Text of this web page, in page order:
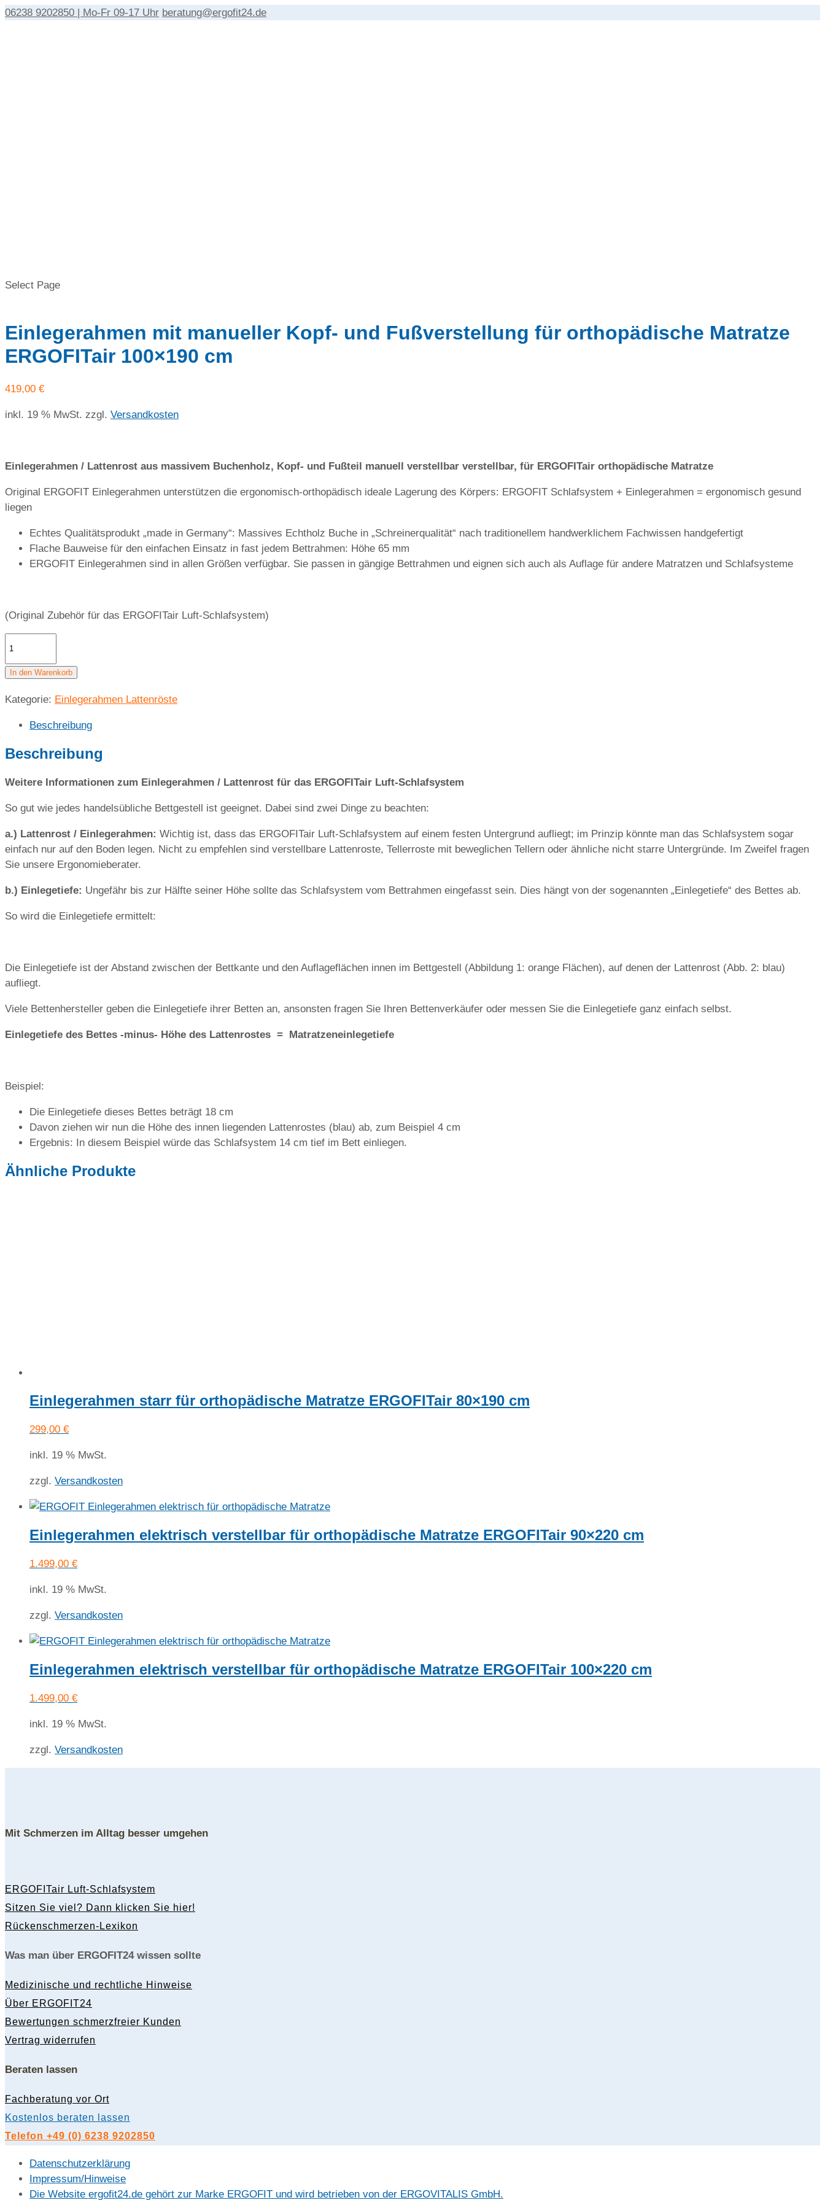
06238 9202850 | Mo-Fr 09-17 Uhr beratung@ergofit24.de
Select Page
Einlegerahmen mit manueller Kopf- und Fußverstellung für orthopädische Matratze
ERGOFITair 100×190 cm
419,00 €
inkl. 19 % MwSt. zzgl. Versandkosten
Einlegerahmen / Lattenrost aus massivem Buchenholz, Kopf- und Fußteil manuell verstellbar verstellbar, für ERGOFITair orthopädische Matratze
Original ERGOFIT Einlegerahmen unterstützen die ergonomisch-orthopädisch ideale Lagerung des Körpers: ERGOFIT Schlafsystem + Einlegerahmen = ergonomisch gesund
liegen
Echtes Qualitätsprodukt „made in Germany“: Massives Echtholz Buche in „Schreinerqualität“ nach traditionellem handwerklichem Fachwissen handgefertigt
Flache Bauweise für den einfachen Einsatz in fast jedem Bettrahmen: Höhe 65 mm
ERGOFIT Einlegerahmen sind in allen Größen verfügbar. Sie passen in gängige Bettrahmen und eignen sich auch als Auflage für andere Matratzen und Schlafsysteme
(Original Zubehör für das ERGOFITair Luft-Schlafsystem)
manueller
und
orthopädische
ERGOFITair
cm
In den Warenkorb
Kategorie: Einlegerahmen Lattenröste
Beschreibung
Beschreibung
Weitere Informationen zum Einlegerahmen / Lattenrost für das ERGOFITair Luft-Schlafsystem
So gut wie jedes handelsübliche Bettgestell ist geeignet. Dabei sind zwei Dinge zu beachten:
a.) Lattenrost / Einlegerahmen: Wichtig ist, dass das ERGOFITair Luft-Schlafsystem auf einem festen Untergrund aufliegt; im Prinzip könnte man das Schlafsystem sogar
einfach nur auf den Boden legen. Nicht zu empfehlen sind verstellbare Lattenroste, Tellerroste mit beweglichen Tellern oder ähnliche nicht starre Untergründe. Im Zweifel fragen
Sie unsere Ergonomieberater.
b.) Einlegetiefe: Ungefähr bis zur Hälfte seiner Höhe sollte das Schlafsystem vom Bettrahmen eingefasst sein. Dies hängt von der sogenannten „Einlegetiefe“ des Bettes ab.
So wird die Einlegetiefe ermittelt:
Die Einlegetiefe ist der Abstand zwischen der Bettkante und den Auflageflächen innen im Bettgestell (Abbildung 1: orange Flächen), auf denen der Lattenrost (Abb. 2: blau)
aufliegt.
Viele Bettenhersteller geben die Einlegetiefe ihrer Betten an, ansonsten fragen Sie Ihren Bettenverkäufer oder messen Sie die Einlegetiefe ganz einfach selbst.
Einlegetiefe des Bettes -minus- Höhe des Lattenrostes = Matratzeneinlegetiefe
Beispiel:
Die Einlegetiefe dieses Bettes beträgt 18 cm
Davon ziehen wir nun die Höhe des innen liegenden Lattenrostes (blau) ab, zum Beispiel 4 cm
Ergebnis: In diesem Beispiel würde das Schlafsystem 14 cm tief im Bett einliegen.
Ähnliche Produkte
Einlegerahmen starr für orthopädische Matratze ERGOFITair 80×190 cm
299,00 €
inkl. 19 % MwSt.
zzgl. Versandkosten
Einlegerahmen elektrisch verstellbar für orthopädische Matratze ERGOFITair 90×220 cm
1.499,00 €
inkl. 19 % MwSt.
zzgl. Versandkosten
Einlegerahmen elektrisch verstellbar für orthopädische Matratze ERGOFITair 100×220 cm
1.499,00 €
inkl. 19 % MwSt.
zzgl. Versandkosten
Mit Schmerzen im Alltag besser umgehen
ERGOFITair Luft-Schlafsystem
Sitzen Sie viel? Dann klicken Sie hier!
Rückenschmerzen-Lexikon
Was man über ERGOFIT24 wissen sollte
Medizinische und rechtliche Hinweise
Über ERGOFIT24
Bewertungen schmerzfreier Kunden
Vertrag widerrufen
Beraten lassen
Fachberatung vor Ort
Kostenlos beraten lassen
Telefon +49 (0) 6238 9202850
Datenschutzerklärung
Impressum/Hinweise
Die Website ergofit24.de gehört zur Marke ERGOFIT und wird betrieben von der ERGOVITALIS GmbH.